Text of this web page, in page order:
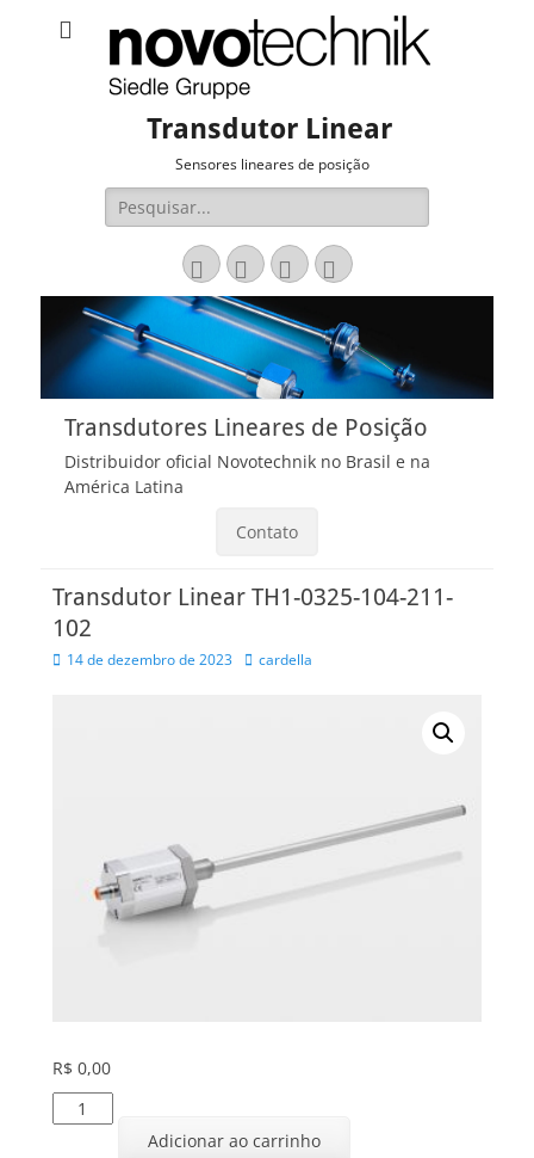
Transdutor Linear
Sensores lineares de posição
Pesquisar
por:
EmailLinkedIn
Website
Fone
Transdutores Lineares de Posição
Distribuidor oficial Novotechnik no Brasil e na
América Latina
Contato
Transdutor Linear TH1-0325-104-211-
102
Posted
14 de dezembro de 2023 Autor
cardella
R$ 0,00
Transdutor
Linear
Adicionar ao carrinho